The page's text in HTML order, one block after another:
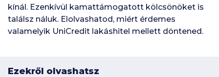
kínál. Ezenkívül kamattámogatott kölcsönöket is
találsz náluk. Elolvashatod, miért érdemes
valamelyik UniCredit lakáshitel mellett döntened.
Ezekről olvashatsz